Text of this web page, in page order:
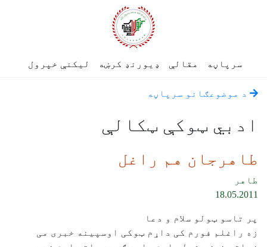
سرپاڼه مقالې ډیورنډ کرښه لیکنې خپرول
د موضوعګانو سرپاڼه
ادبي ټوکې ټکالې
طاهرجان هم راغل
طاهر
18.05.2011
پر تاسو ټولو سلام و دعا
زه راغلم فورم کی داړم ټوکی اوسپینه خبری می